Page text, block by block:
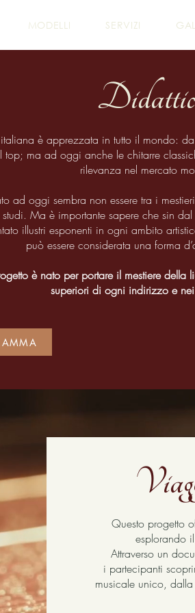
MODELLI SERVIZI
è apprezzata in tutto il mondo:
top; ma ad oggi anche le chitarre
rilevanza nel mercato
ad oggi sembra non essere tra i
Ma è importante sapere che sin
illustri esponenti in ogni ambito
può essere considerata una forma
è nato per portare il mestiere della
superiori di ogni indirizzo e
Questo progetto
esplorando
Attraverso un
i partecipanti
musicale unico,